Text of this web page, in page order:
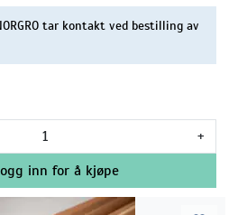
tar kontakt ved bestilling av
+
inn for å kjøpe